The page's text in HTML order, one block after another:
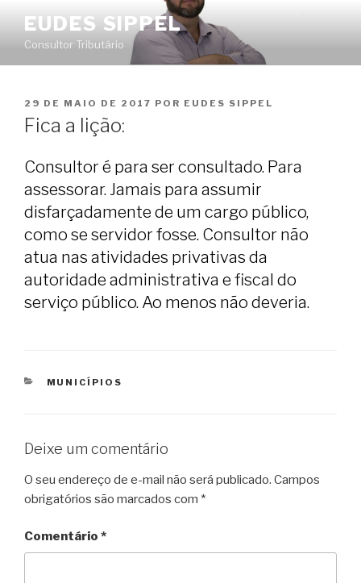
conteúdo
EUDES SIPPEL
Consultor Tributário
PUBLICADO
EM
29 DE MAIO DE 2017 POR EUDES SIPPEL
Fica a lição:
Consultor é para ser consultado. Para
assessorar. Jamais para assumir
disfarçadamente de um cargo público,
como se servidor fosse. Consultor não
atua nas atividades privativas da
autoridade administrativa e fiscal do
serviço público. Ao menos não deveria.
CATEGORIAS
MUNICÍPIOS
Deixe um comentário
O seu endereço de e-mail não será publicado. Campos
obrigatórios são marcados com *
Comentário *